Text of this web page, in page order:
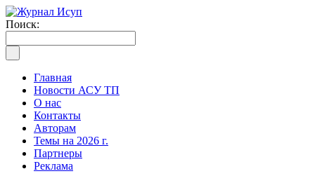
Поиск:
Главная
Новости АСУ ТП
О нас
Контакты
Авторам
Темы на 2026 г.
Партнеры
Реклама